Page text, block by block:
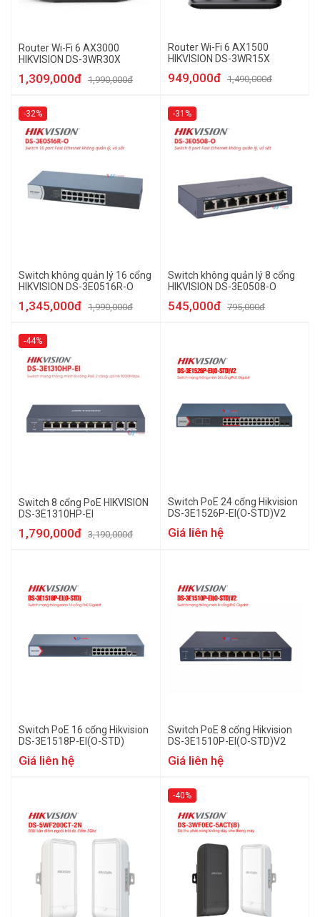
Router Wi-Fi 6 AX3000
HIKVISION DS-3WR30X
1,309,000đ 1,990,000đ
Router Wi-Fi 6 AX1500
HIKVISION DS-3WR15X
949,000đ 1,490,000đ
-32%
Switch không quản lý 16 cổng
HIKVISION DS-3E0516R-O
1,345,000đ 1,990,000đ
-31%
Switch không quản lý 8 cổng
HIKVISION DS-3E0508-O
545,000đ 795,000đ
-44%
Switch 8 cổng PoE HIKVISION
DS-3E1310HP-EI
1,790,000đ 3,190,000đ
Switch PoE 24 cổng Hikvision
DS-3E1526P-EI(O-STD)V2
Giá liên hệ
Switch PoE 16 cổng Hikvision
DS-3E1518P-EI(O-STD)
Giá liên hệ
Switch PoE 8 cổng Hikvision
DS-3E1510P-EI(O-STD)V2
Giá liên hệ
-40%